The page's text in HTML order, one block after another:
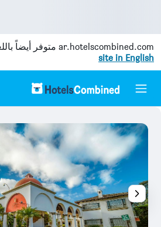
ar.hotelscombined.com متوفر أيضاً
site in English